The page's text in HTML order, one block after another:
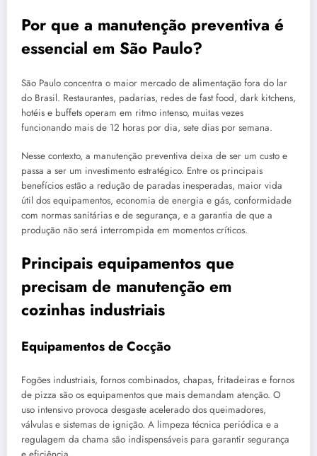
Por que a manutenção preventiva é
essencial em São Paulo?
São Paulo concentra o maior mercado de alimentação fora do lar
do Brasil. Restaurantes, padarias, redes de fast food, dark kitchens,
hotéis e buffets operam em ritmo intenso, muitas vezes
funcionando mais de 12 horas por dia, sete dias por semana.
Nesse contexto, a manutenção preventiva deixa de ser um custo e
passa a ser um investimento estratégico. Entre os principais
benefícios estão a redução de paradas inesperadas, maior vida
útil dos equipamentos, economia de energia e gás, conformidade
com normas sanitárias e de segurança, e a garantia de que a
produção não será interrompida em momentos críticos.
Principais equipamentos que
precisam de manutenção em
cozinhas industriais
Equipamentos de Cocção
Fogões industriais, fornos combinados, chapas, fritadeiras e fornos
de pizza são os equipamentos que mais demandam atenção. O
uso intensivo provoca desgaste acelerado dos queimadores,
válvulas e sistemas de ignição. A limpeza técnica periódica e a
regulagem da chama são indispensáveis para garantir segurança